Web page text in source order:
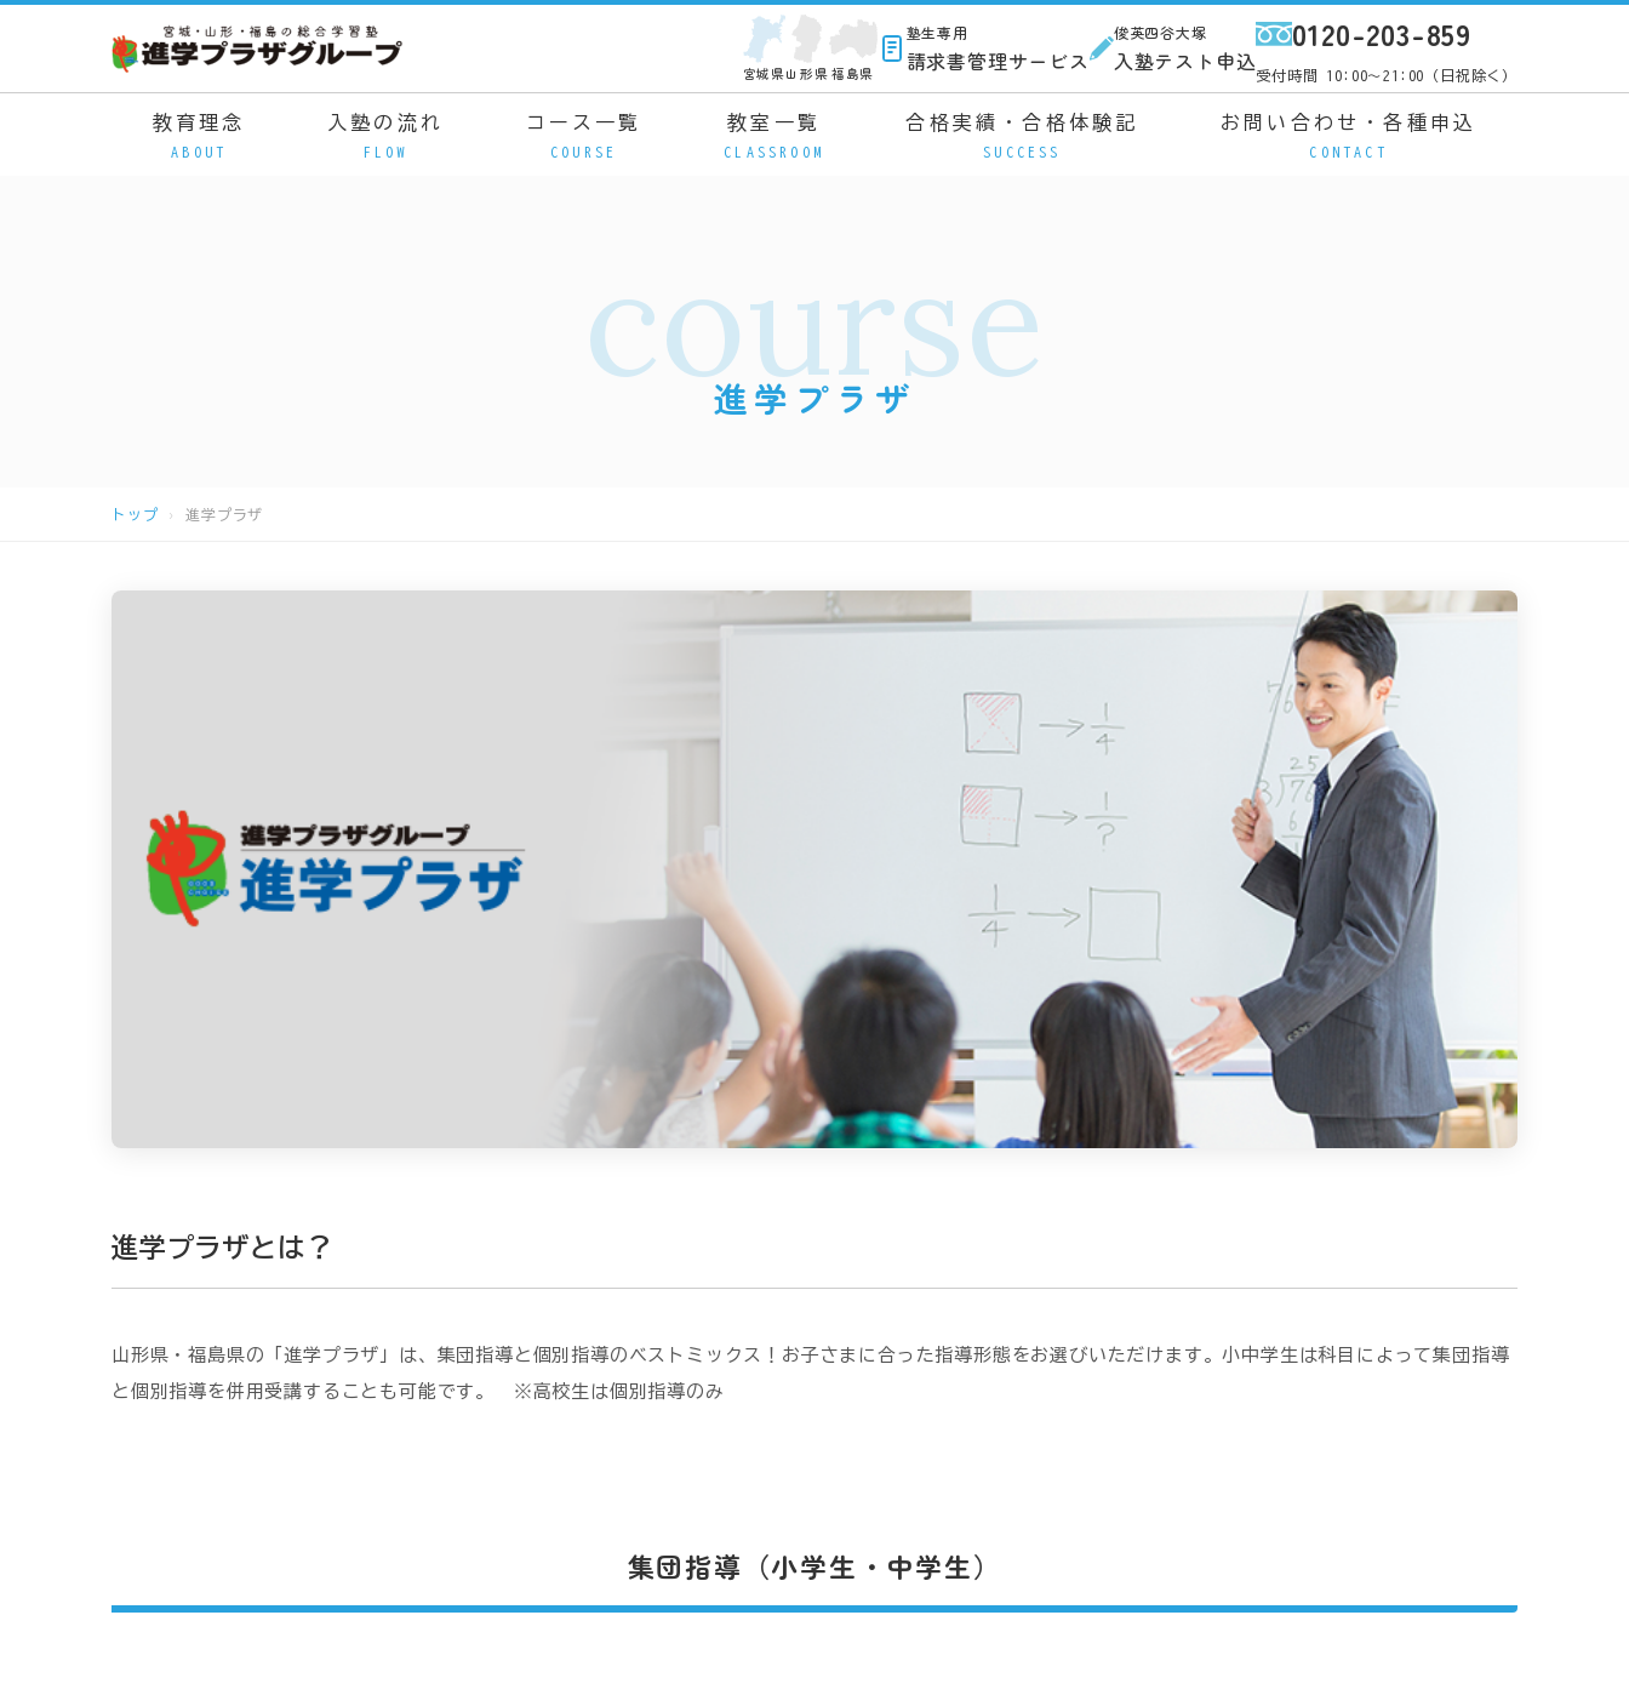
宮城県山形県 福島県
塾生専用
請求書管理サービス
俊英四谷大塚
入塾テスト申込
0120-203-859
受付時間 10:00～21:00（日祝除く）
教育理念
ABOUT
入塾の流れ
FLOW
コース一覧
COURSE
教室一覧
CLASSROOM
合格実績・合格体験記
SUCCESS
お問い合わせ・各種申込
CONTACT
course
進学プラザ
トップ 進学プラザ
進学プラザとは？
山形県・福島県の「進学プラザ」は、集団指導と個別指導のベストミックス！お子さまに合った指導形態をお選びいただけます。小中学生は科目によって集団指導
と個別指導を併用受講することも可能です。 ※高校生は個別指導のみ
集団指導（小学生・中学生）